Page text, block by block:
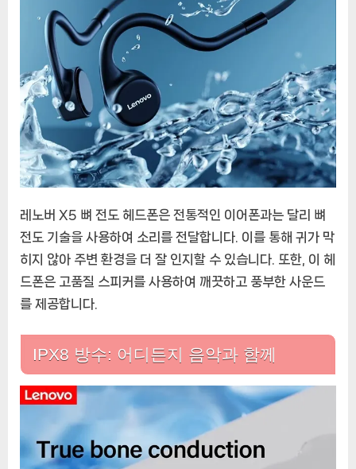
레노버 X5 뼈 전도 헤드폰은 전통적인 이어폰과는 달리 뼈
전도 기술을 사용하여 소리를 전달합니다. 이를 통해 귀가 막
히지 않아 주변 환경을 더 잘 인지할 수 있습니다. 또한, 이 헤
드폰은 고품질 스피커를 사용하여 깨끗하고 풍부한 사운드
를 제공합니다.
IPX8 방수: 어디든지 음악과 함께